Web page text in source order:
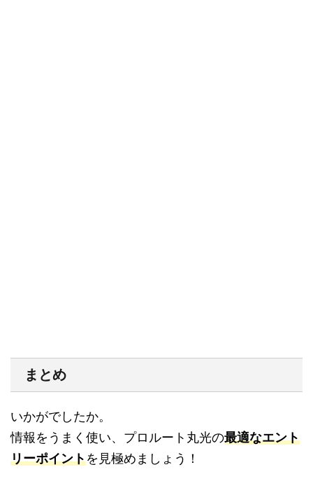
まとめ
いかがでしたか。
情報をうまく使い、プロルート丸光の最適なエント
リーポイントを見極めましょう！